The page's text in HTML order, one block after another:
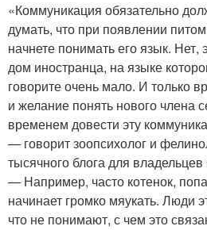
«Коммуникация обязательно
думать, что при появлении
начнете понимать его язык. Нет,
дом иностранца, на языке
говорите очень мало. И только
и желание понять нового члена
временем довести эту
— говорит зоопсихолог и
тысячного блога для
— Например, часто котенок,
начинает громко мяукать. Люди
что не понимают, с чем это